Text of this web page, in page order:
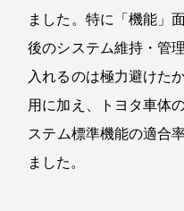
ました。特に「機能」
後のシステム維持・管
入れるのは極力避けた
用に加え、トヨタ車体
ステム標準機能の適合
ました。